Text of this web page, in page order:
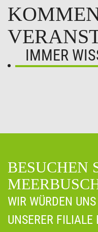
KOMMENDE
IMMER
BESUCHEN
WIR WÜRDEN
UNSERER FILIALE